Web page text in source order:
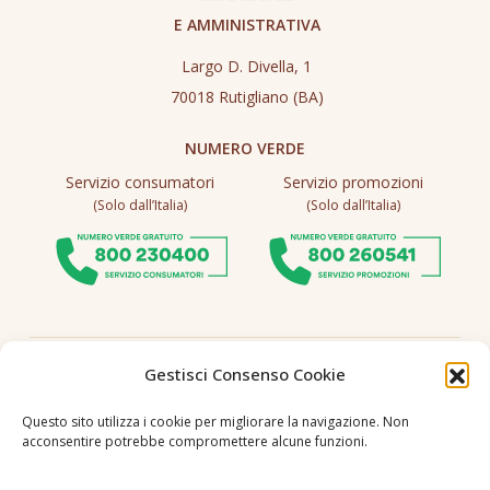
Gestisci Consenso Cookie
Questo sito utilizza i cookie per migliorare la navigazione. Non
acconsentire potrebbe compromettere alcune funzioni.
E AMMINISTRATIVA
Largo D. Divella, 1
70018 Rutigliano (BA)
NUMERO VERDE
Servizio consumatori
(Solo dall’Italia)
Servizio promozioni
(Solo dall’Italia)
Seguici